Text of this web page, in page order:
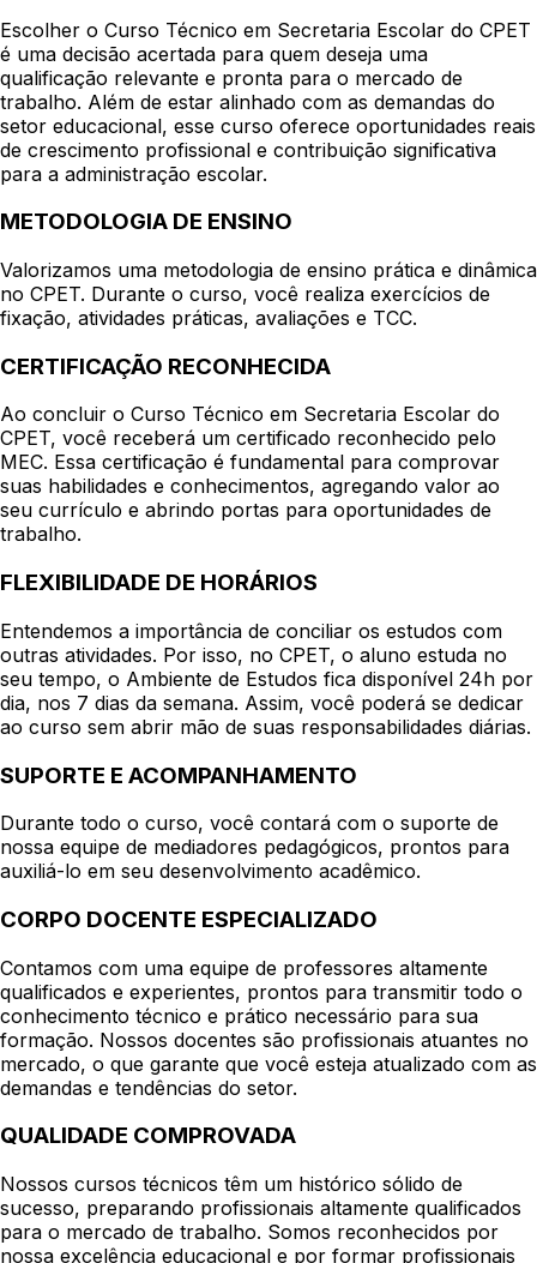
Escolher o Curso Técnico em Secretaria Escolar do CPET
é uma decisão acertada para quem deseja uma
qualificação relevante e pronta para o mercado de
trabalho. Além de estar alinhado com as demandas do
setor educacional, esse curso oferece oportunidades reais
de crescimento profissional e contribuição significativa
para a administração escolar.
METODOLOGIA DE ENSINO
Valorizamos uma metodologia de ensino prática e dinâmica
no CPET. Durante o curso, você realiza exercícios de
fixação, atividades práticas, avaliações e TCC.
CERTIFICAÇÃO RECONHECIDA
Ao concluir o Curso Técnico em Secretaria Escolar do
CPET, você receberá um certificado reconhecido pelo
MEC. Essa certificação é fundamental para comprovar
suas habilidades e conhecimentos, agregando valor ao
seu currículo e abrindo portas para oportunidades de
trabalho.
FLEXIBILIDADE DE HORÁRIOS
Entendemos a importância de conciliar os estudos com
outras atividades. Por isso, no CPET, o aluno estuda no
seu tempo, o Ambiente de Estudos fica disponível 24h por
dia, nos 7 dias da semana. Assim, você poderá se dedicar
ao curso sem abrir mão de suas responsabilidades diárias.
SUPORTE E ACOMPANHAMENTO
Durante todo o curso, você contará com o suporte de
nossa equipe de mediadores pedagógicos, prontos para
auxiliá-lo em seu desenvolvimento acadêmico.
CORPO DOCENTE ESPECIALIZADO
Contamos com uma equipe de professores altamente
qualificados e experientes, prontos para transmitir todo o
conhecimento técnico e prático necessário para sua
formação. Nossos docentes são profissionais atuantes no
mercado, o que garante que você esteja atualizado com as
demandas e tendências do setor.
QUALIDADE COMPROVADA
Nossos cursos técnicos têm um histórico sólido de
sucesso, preparando profissionais altamente qualificados
para o mercado de trabalho. Somos reconhecidos por
nossa excelência educacional e por formar profissionais